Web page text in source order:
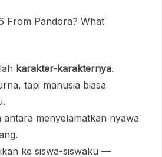
karakter-karakternya.
tapi manusia biasa
menyelamatkan nyawa
ke siswa-siswaku —